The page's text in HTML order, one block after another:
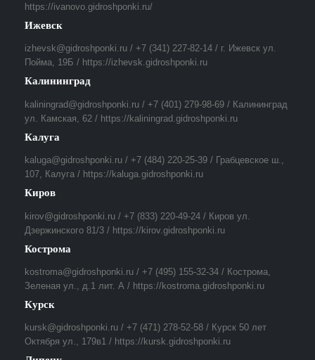
https://ivanovo.gidroshponki.ru/
Ижевск
izhevsk@gidroshponki.ru / +7 (341) 227-82-14 / г. Ижевск ул.
Пойма, 19Б / https://izhevsk.gidroshponki.ru
Калининград
kaliningrad@gidroshponki.ru / +7 (401) 279-98-69 / Калининград
ул. Камская, 62 / https://kaliningrad.gidroshponki.ru
Калуга
kaluga@gidroshponki.ru / +7 (484) 220-25-39 / Грабцевское ш.,
107, Калуга / https://kaluga.gidroshponki.ru
Киров
kirov@gidroshponki.ru / +7 (833) 220-49-24 / Киров ул.
Дзержинского 81/3 / https://kirov.gidroshponki.ru
Кострома
kostroma@gidroshponki.ru / +7 (495) 155-32-34 / Кострома,
Зеленая ул., д.1 лит. А / https://kostroma.gidroshponki.ru
Курск
kursk@gidroshponki.ru / +7 (471) 278-52-58 / Курск 50 лет
Октября ул., 179в1 / https://kursk.gidroshponki.ru